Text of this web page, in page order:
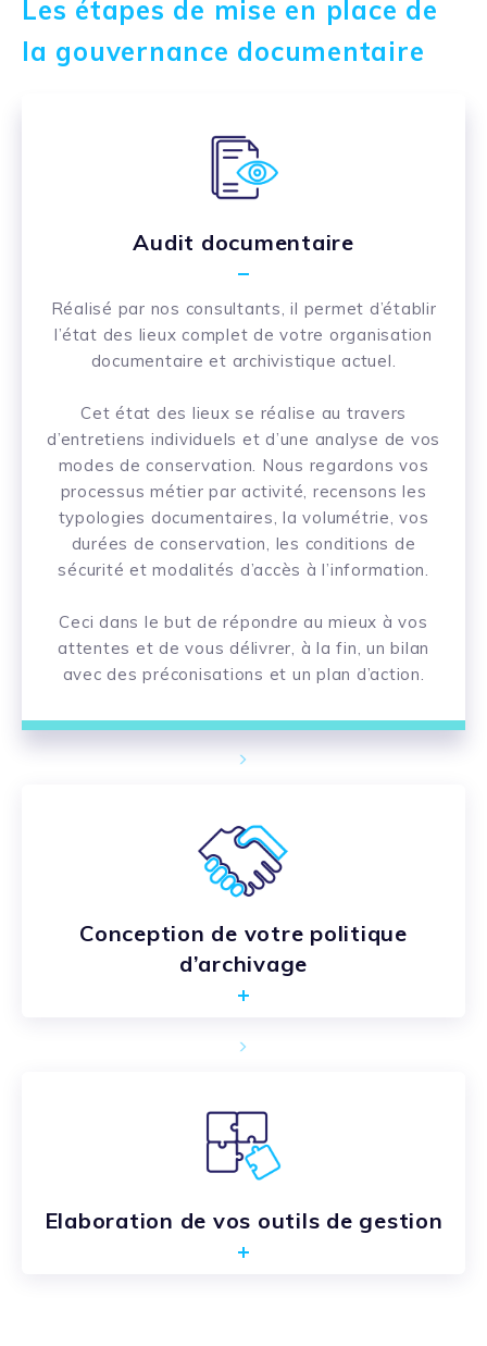
Les étapes de mise en place de
la gouvernance documentaire
Audit documentaire
Réalisé par nos consultants, il permet d’établir
l’état des lieux complet de votre organisation
documentaire et archivistique actuel.
Cet état des lieux se réalise au travers
d’entretiens individuels et d’une analyse de vos
modes de conservation. Nous regardons vos
processus métier par activité, recensons les
typologies documentaires, la volumétrie, vos
durées de conservation, les conditions de
sécurité et modalités d’accès à l’information.
Ceci dans le but de répondre au mieux à vos
attentes et de vous délivrer, à la fin, un bilan
avec des préconisations et un plan d’action.
Conception de votre politique
d’archivage
Elaboration de vos outils de gestion